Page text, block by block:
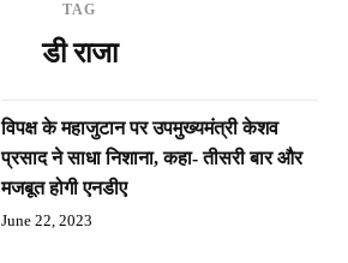
TAG
डी राजा
विपक्ष के महाजुटान पर उपमुख्यमंत्री केशव
प्रसाद ने साधा निशाना, कहा- तीसरी बार और
मजबूत होगी एनडीए
June 22, 2023